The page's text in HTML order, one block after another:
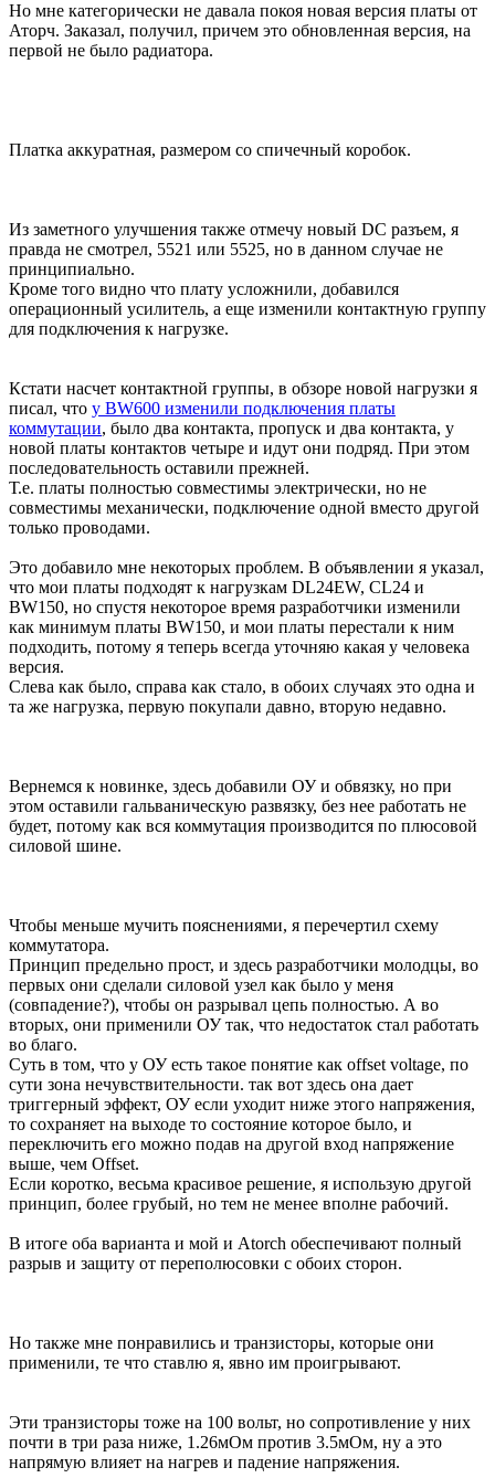
Но мне категорически не давала покоя новая версия платы от
Аторч. Заказал, получил, причем это обновленная версия, на
первой не было радиатора.
Платка аккуратная, размером со спичечный коробок.
Из заметного улучшения также отмечу новый DC разъем, я
правда не смотрел, 5521 или 5525, но в данном случае не
принципиально.
Кроме того видно что плату усложнили, добавился
операционный усилитель, а еще изменили контактную группу
для подключения к нагрузке.
Кстати насчет контактной группы, в обзоре новой нагрузки я
писал, что у BW600 изменили подключения платы
коммутации, было два контакта, пропуск и два контакта, у
новой платы контактов четыре и идут они подряд. При этом
последовательность оставили прежней.
Т.е. платы полностью совместимы электрически, но не
совместимы механически, подключение одной вместо другой
только проводами.
Это добавило мне некоторых проблем. В объявлении я указал,
что мои платы подходят к нагрузкам DL24EW, CL24 и
BW150, но спустя некоторое время разработчики изменили
как минимум платы BW150, и мои платы перестали к ним
подходить, потому я теперь всегда уточняю какая у человека
версия.
Слева как было, справа как стало, в обоих случаях это одна и
та же нагрузка, первую покупали давно, вторую недавно.
Вернемся к новинке, здесь добавили ОУ и обвязку, но при
этом оставили гальваническую развязку, без нее работать не
будет, потому как вся коммутация производится по плюсовой
силовой шине.
Чтобы меньше мучить пояснениями, я перечертил схему
коммутатора.
Принцип предельно прост, и здесь разработчики молодцы, во
первых они сделали силовой узел как было у меня
(совпадение?), чтобы он разрывал цепь полностью. А во
вторых, они применили ОУ так, что недостаток стал работать
во благо.
Суть в том, что у ОУ есть такое понятие как offset voltage, по
сути зона нечувствительности. так вот здесь она дает
триггерный эффект, ОУ если уходит ниже этого напряжения,
то сохраняет на выходе то состояние которое было, и
переключить его можно подав на другой вход напряжение
выше, чем Offset.
Если коротко, весьма красивое решение, я использую другой
принцип, более грубый, но тем не менее вполне рабочий.
В итоге оба варианта и мой и Atorch обеспечивают полный
разрыв и защиту от переполюсовки с обоих сторон.
Но также мне понравились и транзисторы, которые они
применили, те что ставлю я, явно им проигрывают.
Эти транзисторы тоже на 100 вольт, но сопротивление у них
почти в три раза ниже, 1.26мОм против 3.5мОм, ну а это
напрямую влияет на нагрев и падение напряжения.